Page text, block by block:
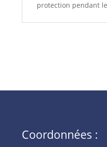
protection pendant
Coordonnées :